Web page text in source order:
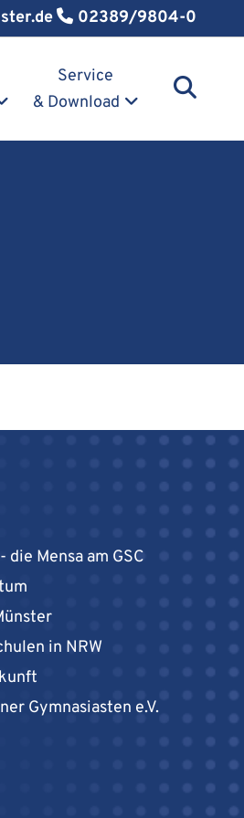
02389/9804-0
Service
& Download
die Mensa am GSC
in NRW
Gymnasiasten e.V.